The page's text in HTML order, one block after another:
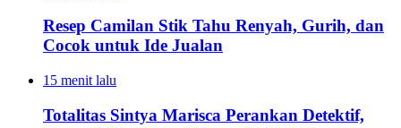
Resep Camilan Stik Tahu Renyah, Gurih, dan
Cocok untuk Ide Jualan
15 menit lalu
Totalitas Sintya Marisca Perankan Detektif,